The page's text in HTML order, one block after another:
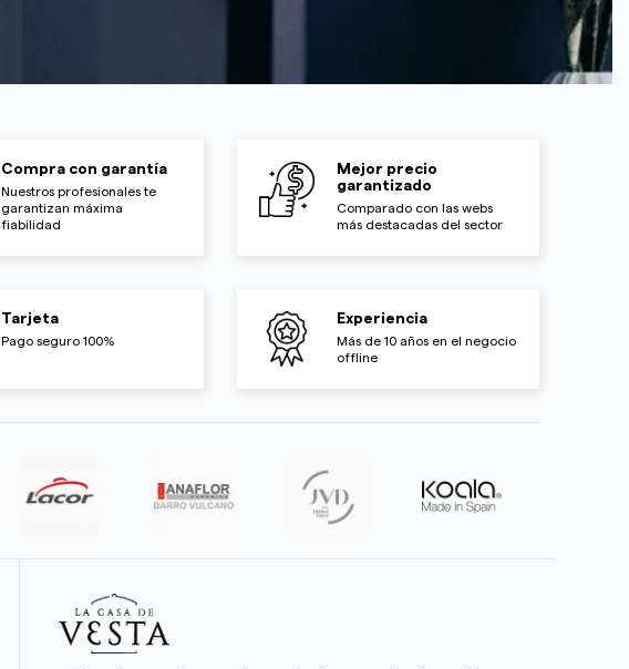
Compra con garantía
Nuestros profesionales te
garantizan máxima
fiabilidad
Mejor precio
garantizado
Comparado con las webs
más destacadas del sector
Tarjeta
Pago seguro 100%
Experiencia
Más de 10 años en el negocio
offline